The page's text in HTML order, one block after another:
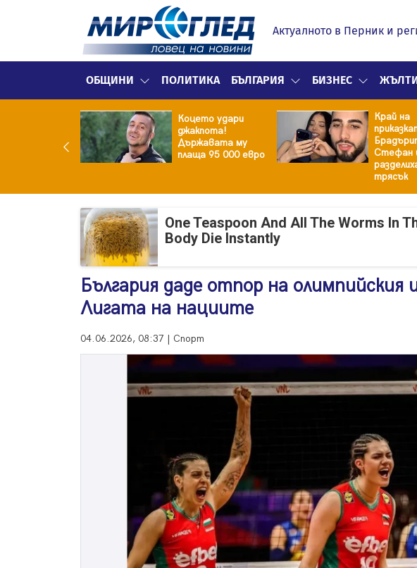
Актуалното в Перник и
ОБЩИНИ ПОЛИТИКА БЪЛГАРИЯ БИЗНЕС
Коцето удари
джакпота!
Държавата му
плаща 95 000 евро
Край на
Стефан
трясък
One Teaspoon And All The Worms In
Body Die Instantly
България даде отпор на
Лигата на нациите
04.06.2026, 08:37 | Спорт